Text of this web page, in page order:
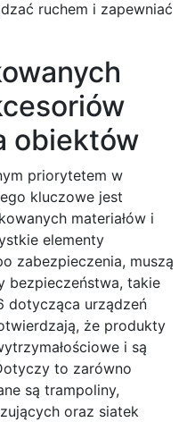
ruchem i zapewniać
obiektów
priorytetem w
kluczowe jest
materiałów i
elementy
zabezpieczenia, muszą
bezpieczeństwa, takie
dotycząca urządzeń
że produkty
i są
to zarówno
są trampoliny,
oraz siatek